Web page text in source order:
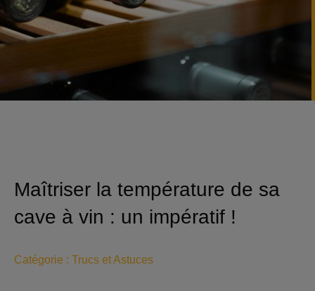
Maîtriser la température de sa
cave à vin : un impératif !
Catégorie : Trucs et Astuces